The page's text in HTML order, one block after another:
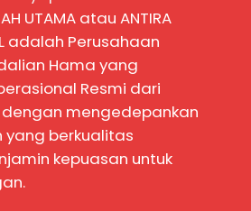
UTAMA atau ANTIRA
adalah Perusahaan
Hama yang
Resmi dari
dengan mengedepankan
yang berkualitas
kepuasan untuk